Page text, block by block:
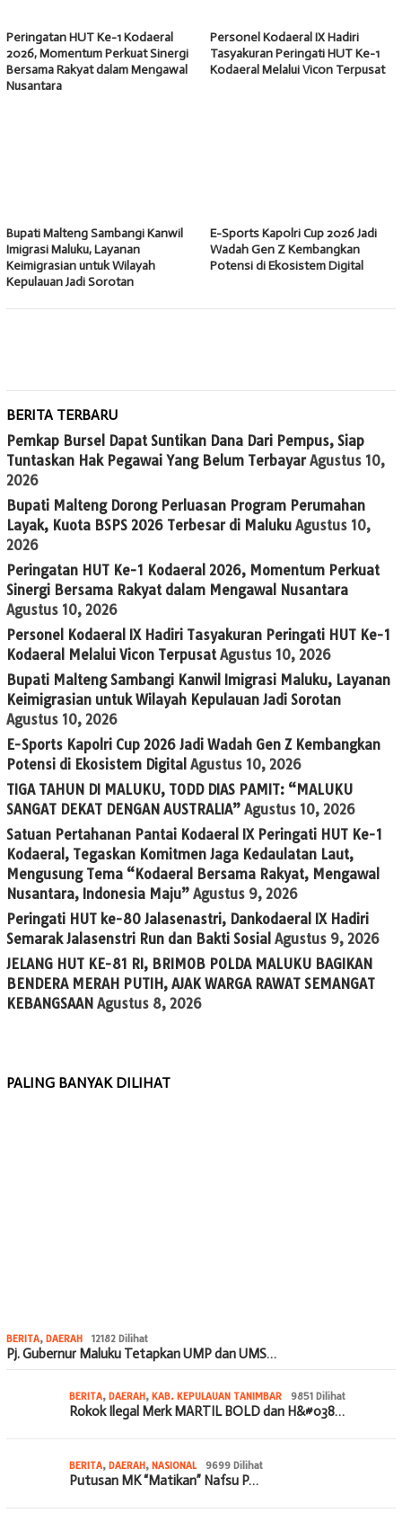
Peringatan HUT Ke-1 Kodaeral
2026, Momentum Perkuat Sinergi
Bersama Rakyat dalam Mengawal
Nusantara
Personel Kodaeral IX Hadiri
Tasyakuran Peringati HUT Ke-1
Kodaeral Melalui Vicon Terpusat
Bupati Malteng Sambangi Kanwil
Imigrasi Maluku, Layanan
Keimigrasian untuk Wilayah
Kepulauan Jadi Sorotan
E-Sports Kapolri Cup 2026 Jadi
Wadah Gen Z Kembangkan
Potensi di Ekosistem Digital
BERITA TERBARU
Pemkap Bursel Dapat Suntikan Dana Dari Pempus, Siap
Tuntaskan Hak Pegawai Yang Belum Terbayar Agustus 10,
2026
Bupati Malteng Dorong Perluasan Program Perumahan
Layak, Kuota BSPS 2026 Terbesar di Maluku Agustus 10,
2026
Peringatan HUT Ke-1 Kodaeral 2026, Momentum Perkuat
Sinergi Bersama Rakyat dalam Mengawal Nusantara
Agustus 10, 2026
Personel Kodaeral IX Hadiri Tasyakuran Peringati HUT Ke-1
Kodaeral Melalui Vicon Terpusat Agustus 10, 2026
Bupati Malteng Sambangi Kanwil Imigrasi Maluku, Layanan
Keimigrasian untuk Wilayah Kepulauan Jadi Sorotan
Agustus 10, 2026
E-Sports Kapolri Cup 2026 Jadi Wadah Gen Z Kembangkan
Potensi di Ekosistem Digital Agustus 10, 2026
TIGA TAHUN DI MALUKU, TODD DIAS PAMIT: “MALUKU
SANGAT DEKAT DENGAN AUSTRALIA” Agustus 10, 2026
Satuan Pertahanan Pantai Kodaeral IX Peringati HUT Ke-1
Kodaeral, Tegaskan Komitmen Jaga Kedaulatan Laut,
Mengusung Tema “Kodaeral Bersama Rakyat, Mengawal
Nusantara, Indonesia Maju” Agustus 9, 2026
Peringati HUT ke-80 Jalasenastri, Dankodaeral IX Hadiri
Semarak Jalasenstri Run dan Bakti Sosial Agustus 9, 2026
JELANG HUT KE-81 RI, BRIMOB POLDA MALUKU BAGIKAN
BENDERA MERAH PUTIH, AJAK WARGA RAWAT SEMANGAT
KEBANGSAAN Agustus 8, 2026
PALING BANYAK DILIHAT
BERITA, DAERAH 12182 Dilihat
Pj. Gubernur Maluku Tetapkan UMP dan UMS…
BERITA, DAERAH, KAB. KEPULAUAN TANIMBAR 9851 Dilihat
Rokok Ilegal Merk MARTIL BOLD dan H&#038…
BERITA, DAERAH, NASIONAL 9699 Dilihat
Putusan MK “Matikan” Nafsu P…